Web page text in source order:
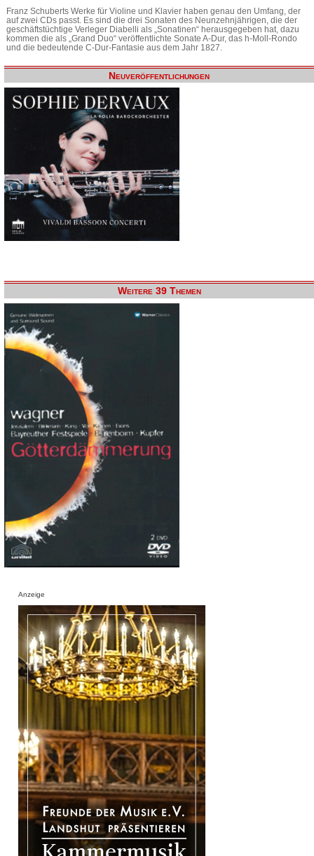
Franz Schuberts Werke für Violine und Klavier haben genau den Umfang, der
auf zwei CDs passt. Es sind die drei Sonaten des Neunzehnjährigen, die der
geschäftstüchtige Verleger Diabelli als „Sonatinen“ herausgegeben hat, dazu
kommen die als „Grand Duo“ veröffentlichte Sonate A-Dur, das h-Moll-Rondo
und die bedeutende C-Dur-Fantasie aus dem Jahr 1827.
Neuveröffentlichungen
Weitere 39 Themen
Anzeige